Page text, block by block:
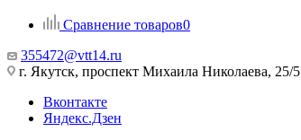
Сравнение товаров0
355472@vtt14.ru
г. Якутск, проспект Михаила Николаева, 25/5
Вконтакте
Яндекс.Дзен